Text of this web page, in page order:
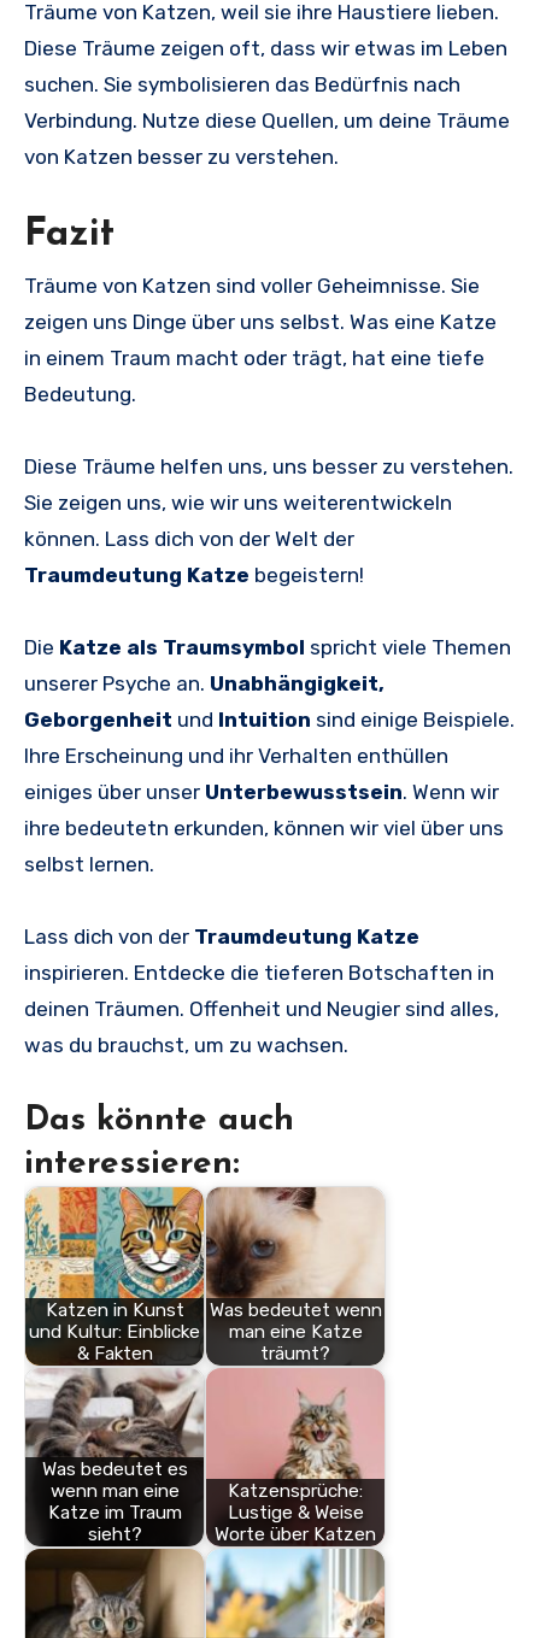
Träume von Katzen, weil sie ihre Haustiere lieben.
Diese Träume zeigen oft, dass wir etwas im Leben
suchen. Sie symbolisieren das Bedürfnis nach
Verbindung. Nutze diese Quellen, um deine Träume
von Katzen besser zu verstehen.
Fazit
Träume von Katzen sind voller Geheimnisse. Sie
zeigen uns Dinge über uns selbst. Was eine Katze
in einem Traum macht oder trägt, hat eine tiefe
Bedeutung.
Diese Träume helfen uns, uns besser zu verstehen.
Sie zeigen uns, wie wir uns weiterentwickeln
können. Lass dich von der Welt der
Traumdeutung Katze begeistern!
Die Katze als Traumsymbol spricht viele Themen
unserer Psyche an. Unabhängigkeit,
Geborgenheit und Intuition sind einige Beispiele.
Ihre Erscheinung und ihr Verhalten enthüllen
einiges über unser Unterbewusstsein. Wenn wir
ihre bedeutetn erkunden, können wir viel über uns
selbst lernen.
Lass dich von der Traumdeutung Katze
inspirieren. Entdecke die tieferen Botschaften in
deinen Träumen. Offenheit und Neugier sind alles,
was du brauchst, um zu wachsen.
Das könnte auch
interessieren:
Katzen in Kunst
und Kultur: Einblicke
& Fakten
Was bedeutet wenn
man eine Katze
träumt?
Was bedeutet es
wenn man eine
Katze im Traum
sieht?
Katzensprüche:
Lustige & Weise
Worte über Katzen